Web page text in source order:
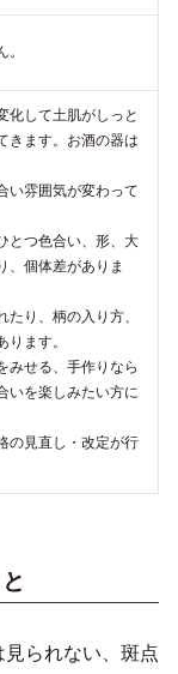
化して土肌がしっと
きます。お酒の器は
い雰囲気が変わって
とつ色合い、形、大
、個体差がありま
たり、柄の入り方、
ます。
みせる、手作りなら
いを楽しみたい方に
の見直し・改定が行
られない、斑点